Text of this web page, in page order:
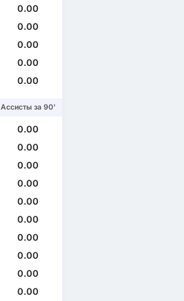
0.00
0.00
0.00
0.00
0.00
Ассисты за 90'
0.00
0.00
0.00
0.00
0.00
0.00
0.00
0.00
0.00
0.00